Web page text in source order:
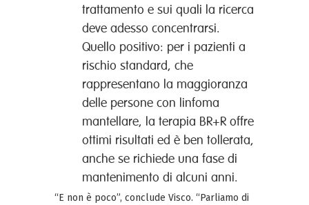
trattamento e sui quali la ricerca
deve adesso concentrarsi.
Quello positivo: per i pazienti a
rischio standard, che
rappresentano la maggioranza
delle persone con linfoma
mantellare, la terapia BR+R offre
ottimi risultati ed è ben tollerata,
anche se richiede una fase di
mantenimento di alcuni anni.
“E non è poco”, conclude Visco. “Parliamo di